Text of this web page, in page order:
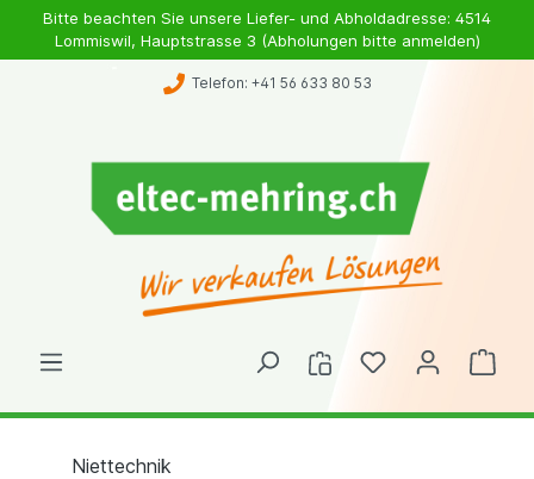
Bitte beachten Sie unsere Liefer- und Abholdadresse: 4514
Lommiswil, Hauptstrasse 3 (Abholungen bitte anmelden)
Telefon: +41 56 633 80 53
Niettechnik